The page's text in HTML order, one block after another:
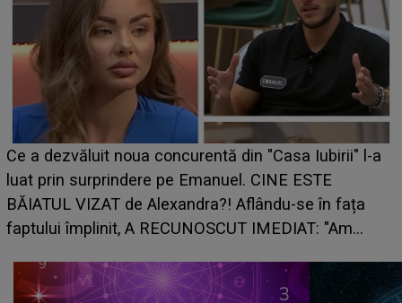
Ce a dezvăluit noua concurentă din "Casa Iubirii" l-a
luat prin surprindere pe Emanuel. CINE ESTE
BĂIATUL VIZAT de Alexandra?! Aflându-se în fața
faptului împlinit, A RECUNOSCUT IMEDIAT: "Am